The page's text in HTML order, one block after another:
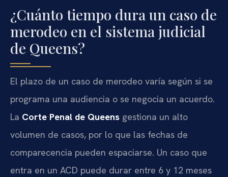
¿Cuánto tiempo dura un caso de
merodeo en el sistema judicial
de Queens?
El plazo de un caso de merodeo varía según si se
programa una audiencia o se negocia un acuerdo.
La Corte Penal de Queens gestiona un alto
volumen de casos, por lo que las fechas de
comparecencia pueden espaciarse. Un caso que
entra en un ACD puede durar entre 6 y 12 meses